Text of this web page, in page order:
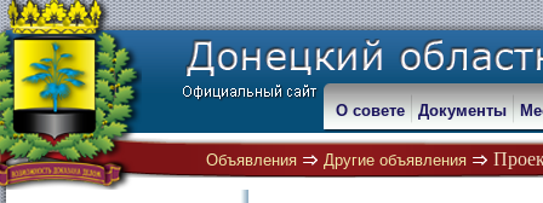
Объявления Другие объявления
О совете Документы